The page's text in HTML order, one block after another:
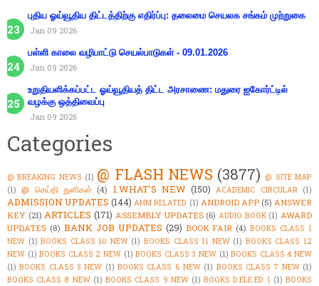
புதிய ஓய்வூதிய திட்டத்திற்கு எதிர்ப்பு: தலைமை செயலக சங்கம் முற்றுகை
Jan 09 2026
பள்ளி காலை வழிபாட்டு செயல்பாடுகள் - 09.01.2026
Jan 09 2026
உறுதியளிக்கப்பட்ட ஓய்வூதியத் திட்ட அரசாணை: மதுரை ஐகோர்ட்டில்
வழக்கு ஒத்திவைப்பு
Jan 09 2026
Categories
@ BREAKING NEWS (1) @ FLASH NEWS (3877) @ SITE MAP
(1) @ செய்தி துளிகள் (4) 1.WHAT'S NEW (150) ACADEMIC CIRCULAR (1)
ADMISSION UPDATES (144) AHM RELATED (1) ANDROID APP (5) ANSWER
KEY (21) ARTICLES (171) ASSEMBLY UPDATES (6) AUDIO BOOK (1) AWARD
UPDATES (8) BANK JOB UPDATES (29) BOOK FAIR (4) BOOKS CLASS 1
NEW (1) BOOKS CLASS 10 NEW (1) BOOKS CLASS 11 NEW (1) BOOKS CLASS 12
NEW (1) BOOKS CLASS 2 NEW (1) BOOKS CLASS 3 NEW (1) BOOKS CLASS 4 NEW
(1) BOOKS CLASS 5 NEW (1) BOOKS CLASS 6 NEW (1) BOOKS CLASS 7 NEW (1)
BOOKS CLASS 8 NEW (1) BOOKS CLASS 9 NEW (1) BOOKS D.ELE.ED 1 (1) BOOKS